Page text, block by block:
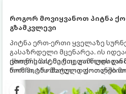
როგორ მოვიყვანოთ პიტნა
გზამკვლევი
პიტნა ერთ-ერთი ყველაზე
გასაზრდელი მცენარეა. ის
ცხოვრებას, მეტიც, გამოცდილი
რომ პიტნა მხოლოდ ქოთანში
გრუნტში (ბაღში) დარგვისას
სწრაფად ვრცელდება და სხვა
ქოთნის პიტნა მთელი წლის
ნორჩი, არომატული ფოთლებით
კერძებისთვის.